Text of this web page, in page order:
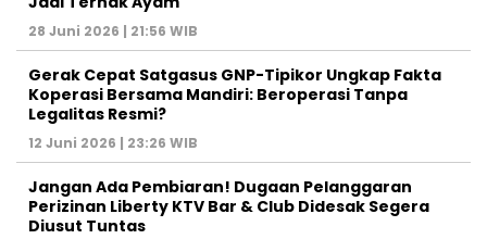
28 Juni 2026 | 21:56 WIB
Gerak Cepat Satgasus GNP-Tipikor Ungkap Fakta
Koperasi Bersama Mandiri: Beroperasi Tanpa
Legalitas Resmi?
12 Juni 2026 | 23:26 WIB
Jangan Ada Pembiaran! Dugaan Pelanggaran
Perizinan Liberty KTV Bar & Club Didesak Segera
Diusut Tuntas